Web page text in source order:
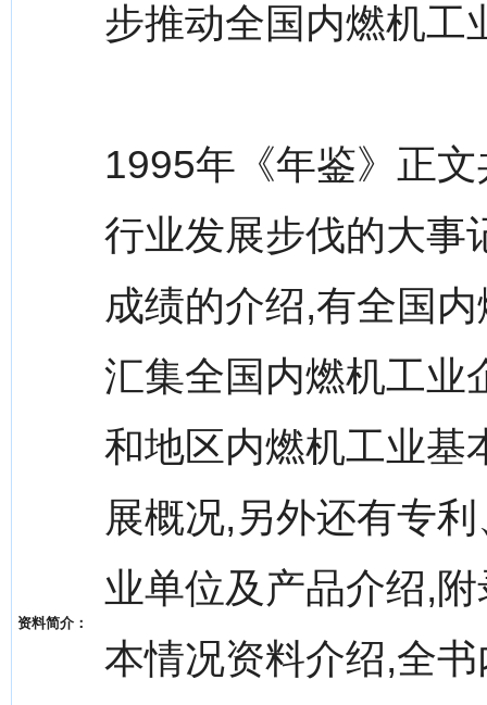
资料简介：
步推动全国内燃机工
1995年《年鉴》正
行业发展步伐的大事
成绩的介绍,有全国
汇集全国内燃机工业
和地区内燃机工业基
展概况,另外还有专
业单位及产品介绍,
本情况资料介绍,全